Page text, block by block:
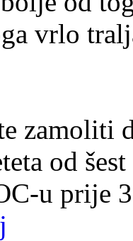
vrlo
zamoliti
od
u prije